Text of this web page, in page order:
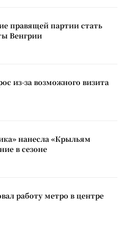
правящей партии стать
Венгрии
из-за возможного визита
нанесла «Крыльям
в сезоне
работу метро в центре